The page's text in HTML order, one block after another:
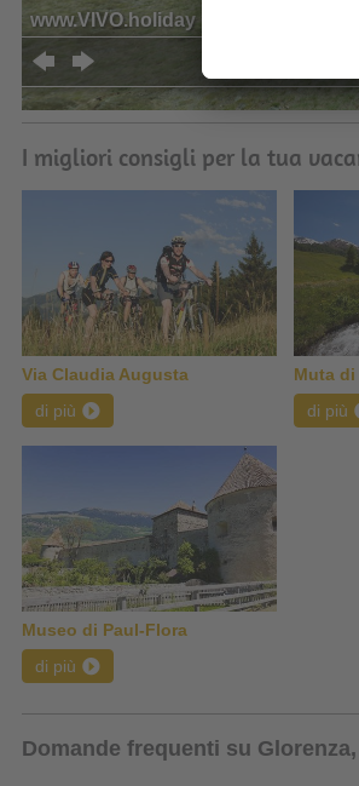
I migliori consigli per la tua
Via Claudia Augusta
di più
Muta di
di più
Museo di Paul-Flora
di più
Domande frequenti su